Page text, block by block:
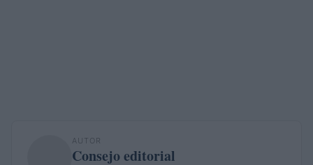
AUTOR
Consejo editorial